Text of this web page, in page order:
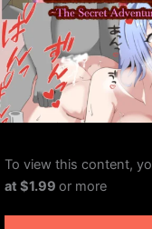
To view this content,
at $1.99 or more